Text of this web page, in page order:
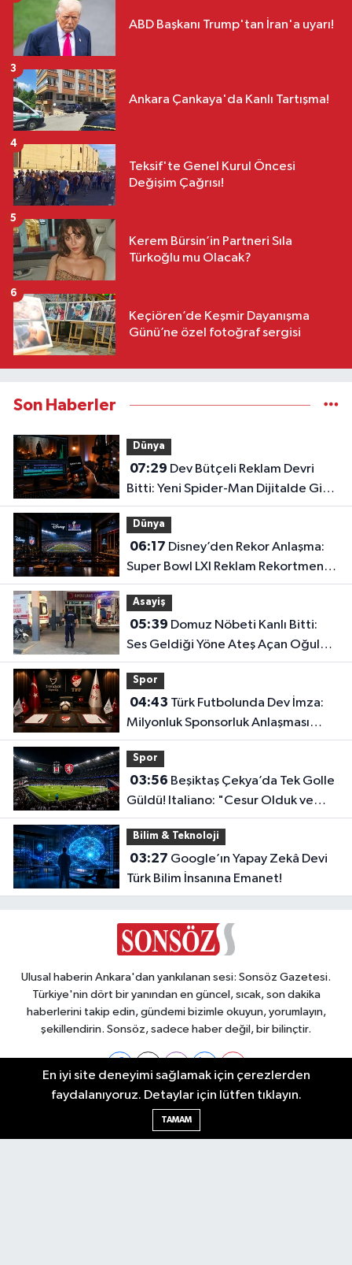
ABD Başkanı Trump'tan İran'a uyarı!
Ankara Çankaya'da Kanlı Tartışma!
3
Teksif'te Genel Kurul Öncesi
Değişim Çağrısı!
4
Kerem Bürsin’in Partneri Sıla
Türkoğlu mu Olacak?
5
Keçiören’de Keşmir Dayanışma
Günü’ne özel fotoğraf sergisi
6
Son Haberler
Dünya
07:29
Bitti: Yeni Spider-Man Dijitalde Gişe
Rekorlarını Altüst Etti!
Dünya
06:17
Super Bowl LXI Reklam Rekortmeni
Oldu!
Asayiş
05:39
Ses Geldiği Yöne Ateş Açan Oğul
Babasını Öldürdü!
Spor
04:43
Milyonluk Sponsorluk Anlaşması
Uzatıldı!
Spor
03:56
Güldü! Italiano: "Cesur Olduk ve
Karşılığını Aldık"
Bilim & Teknoloji
03:27
Türk Bilim İnsanına Emanet!
Ulusal haberin Ankara'dan yankılanan sesi: Sonsöz Gazetesi.
Türkiye'nin dört bir yanından en güncel, sıcak, son dakika
haberlerini takip edin, gündemi bizimle okuyun, yorumlayın,
şekillendirin. Sonsöz, sadece haber değil, bir bilinçtir.
Ankara Nöbetçi Eczaneler
En iyi site deneyimi sağlamak için çerezlerden
faydalanıyoruz. Detaylar için lütfen tıklayın.
TAMAM